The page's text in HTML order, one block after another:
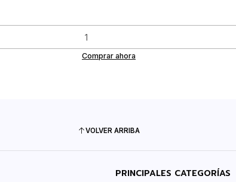
Comprar ahora
VOLVER ARRIBA
PRINCIPALES CATEGORÍAS